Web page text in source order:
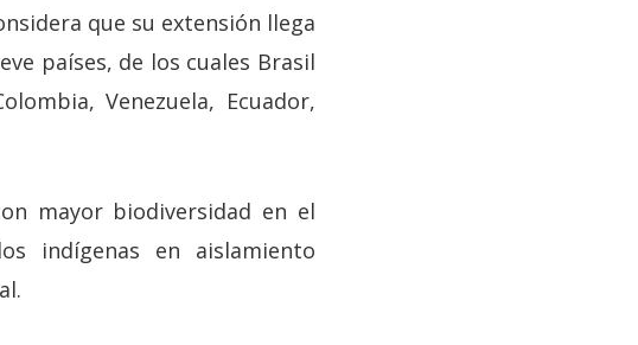
que su extensión llega
países, de los cuales Brasil
Venezuela, Ecuador,
mayor biodiversidad en el
indígenas en aislamiento